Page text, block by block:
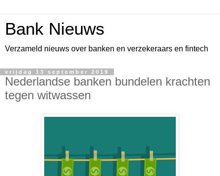
Bank Nieuws
Verzameld nieuws over banken en verzekeraars en fintech
vrijdag 13 september 2019
Nederlandse banken bundelen krachten
tegen witwassen